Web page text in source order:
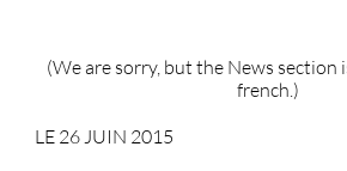
(We are sorry, but the News section
french.)
LE 26 JUIN 2015